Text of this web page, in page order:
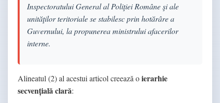
Inspectoratului General al Poliţiei Române şi ale
unităţilor teritoriale se stabilesc prin hotărâre a
Guvernului, la propunerea ministrului afacerilor
interne.
Alineatul (2) al acestui articol creează oierarhie
secvențială clară: